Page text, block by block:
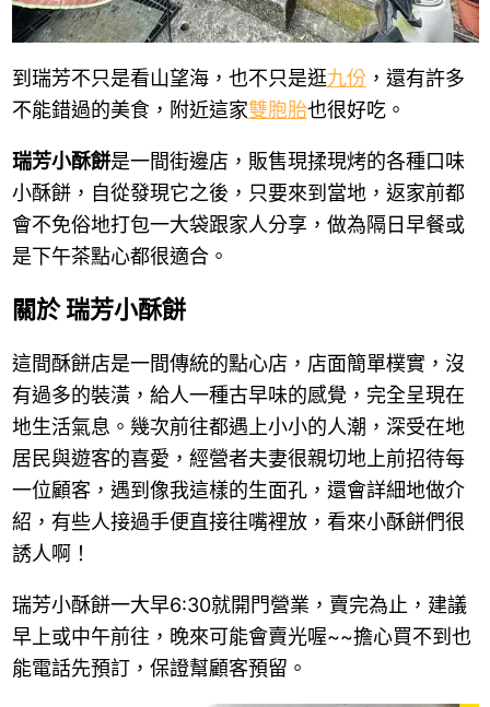
到瑞芳不只是看山望海，也不只是逛九份 ，還有許多
不能錯過的美食，附近這家雙胞胎也很好吃。
瑞芳小酥餅是一間街邊店，販售現揉現烤的各種口味
小酥餅，自從發現它之後，只要來到當地，返家前都
會不免俗地打包一大袋跟家人分享，做為隔日早餐或
是下午茶點心都很適合。
關於 瑞芳小酥餅
這間酥餅店是一間傳統的點心店，店面簡單樸實，沒
有過多的裝潢，給人一種古早味的感覺，完全呈現在
地生活氣息。幾次前往都遇上小小的人潮，深受在地
居民與遊客的喜愛，經營者夫妻很親切地上前招待每
一位顧客，遇到像我這樣的生面孔，還會詳細地做介
紹，有些人接過手便直接往嘴裡放，看來小酥餅們很
誘人啊！
瑞芳小酥餅一大早6:30就開門營業，賣完為止，建議
早上或中午前往，晚來可能會賣光喔~~擔心買不到也
能電話先預訂，保證幫顧客預留。